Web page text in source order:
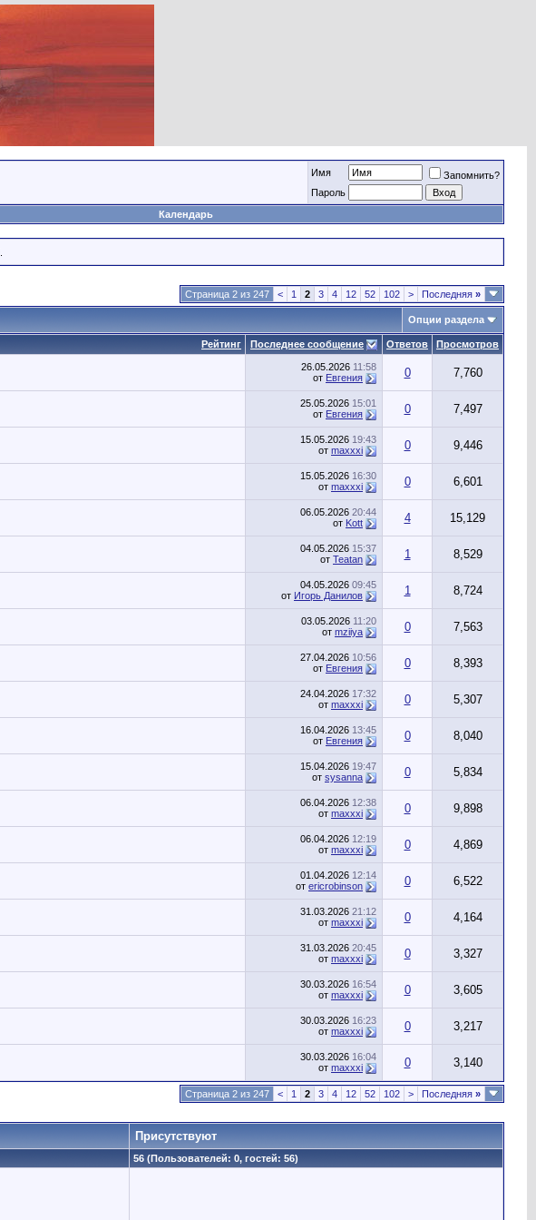
Имя
Запомнить?
Пароль
Календарь
Страница 2 из 247 < 1 2 3 4 12 52 102 > Последняя »
Опции раздела
Рейтинг Последнее сообщение Ответов Просмотров
26.05.2026 11:58
от Евгения 0 7,760
25.05.2026 15:01
от Евгения 0 7,497
15.05.2026 19:43
от maxxxi 0 9,446
15.05.2026 16:30
от maxxxi 0 6,601
06.05.2026 20:44
от Kott 4 15,129
04.05.2026 15:37
от Teatan 1 8,529
04.05.2026 09:45
от Игорь Данилов 1 8,724
03.05.2026 11:20
от mziiya 0 7,563
27.04.2026 10:56
от Евгения 0 8,393
24.04.2026 17:32
от maxxxi 0 5,307
16.04.2026 13:45
от Евгения 0 8,040
15.04.2026 19:47
от sysanna 0 5,834
06.04.2026 12:38
от maxxxi 0 9,898
06.04.2026 12:19
от maxxxi 0 4,869
01.04.2026 12:14
от ericrobinson 0 6,522
31.03.2026 21:12
от maxxxi 0 4,164
31.03.2026 20:45
от maxxxi 0 3,327
30.03.2026 16:54
от maxxxi 0 3,605
30.03.2026 16:23
от maxxxi 0 3,217
30.03.2026 16:04
от maxxxi 0 3,140
Страница 2 из 247 < 1 2 3 4 12 52 102 > Последняя »
Присутствуют
56 (Пользователей: 0, гостей: 56)